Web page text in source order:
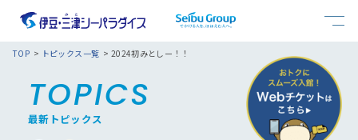
よくある質問
お問合せ
おすすめモデルコース
ショー・イベント
館内案内
TOP トピックス一覧 2024初みとしー！！
TOPICS
最新トピックス